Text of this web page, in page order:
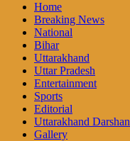
Home
Breaking News
National
Bihar
Uttarakhand
Uttar Pradesh
Entertainment
Sports
Editorial
Uttarakhand Darshan
Gallery